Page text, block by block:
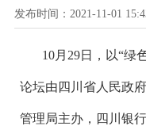
发布时间：2021-11-01
10月29日，以“绿
论坛由四川省人民政
管理局主办，四川银